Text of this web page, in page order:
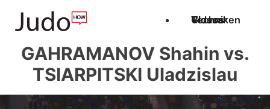
Techniken
Videos
Glossar
GAHRAMANOV Shahin vs.
TSIARPITSKI Uladzislau